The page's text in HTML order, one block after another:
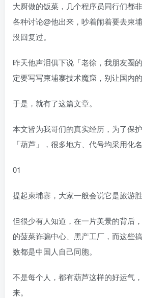
大厨做的饭菜，几个程序员同行们都
各种讨论@他出来，吵着闹着要去柬
没回复过。
昨天他声泪俱下说「老徐，我朋友圈
定要写写柬埔寨技术魔窟，别让国内
于是，就有了这篇文章。
本文皆为我哥们的真实经历，为了保
「葫芦」，很多地方、代号均采用化名
01
提起柬埔寨，大家一般会说它是旅游
但很少有人知道，在一片美景的背后
的菠菜诈骗中心、黑产工厂，而这些
数都是中国人自己同胞。
不是每个人，都有葫芦这样的好运气
来。